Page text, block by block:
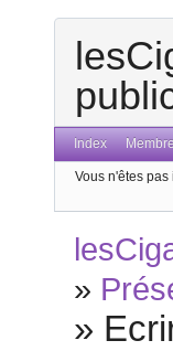
Index
Vous n'êtes pas
»
»